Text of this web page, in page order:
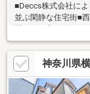
■Deccs株式会社に
並ぶ閑静な住宅街■
関口には高低差がな
麗にお住まいされて
り・1620サイズのゆ
バルコニーにはシン
様々 富士山やラン
よる
神奈川県